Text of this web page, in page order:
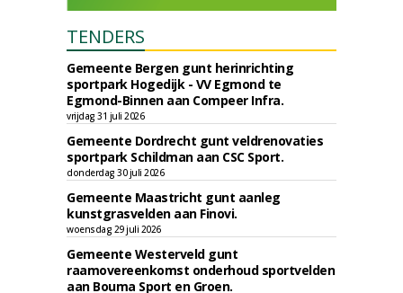
TENDERS
Gemeente Bergen gunt herinrichting
sportpark Hogedijk - VV Egmond te
Egmond-Binnen aan Compeer Infra.
vrijdag 31 juli 2026
Gemeente Dordrecht gunt veldrenovaties
sportpark Schildman aan CSC Sport.
donderdag 30 juli 2026
Gemeente Maastricht gunt aanleg
kunstgrasvelden aan Finovi.
woensdag 29 juli 2026
Gemeente Westerveld gunt
raamovereenkomst onderhoud sportvelden
aan Bouma Sport en Groen.